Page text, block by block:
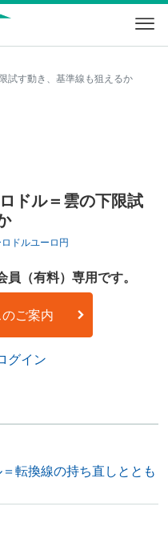
試す動き、基準線も狙えるか
ドル＝雲の下限試
ドルユーロ円
（有料）専用です。
ご案内
グイン
転換線の持ち直しととも